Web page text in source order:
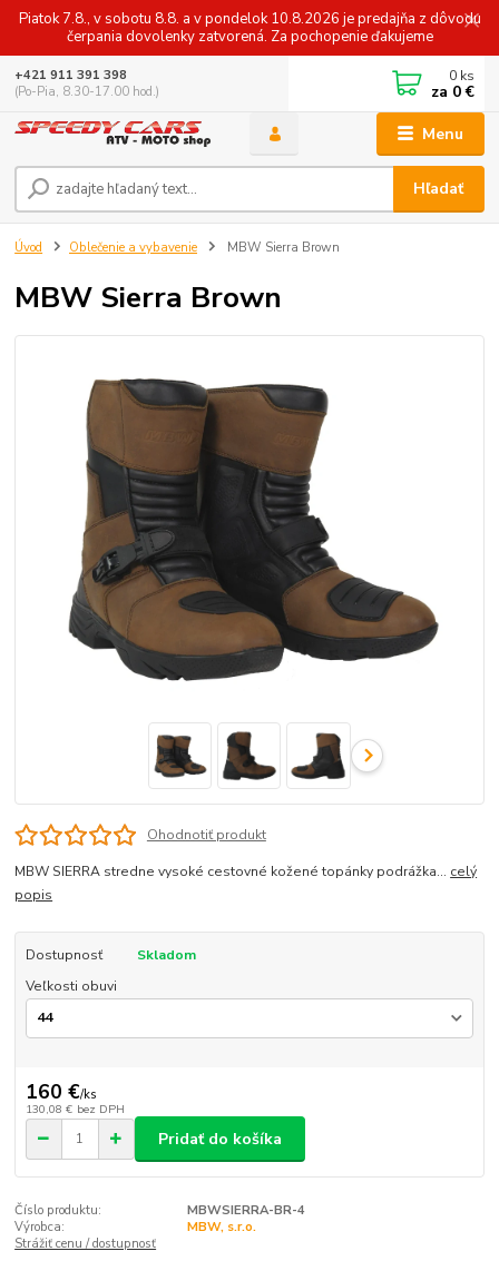
Piatok 7.8., v sobotu 8.8. a v pondelok 10.8.2026 je predajňa z dôvodu
čerpania dovolenky zatvorená. Za pochopenie ďakujeme
Menu
Hľadať
+421 911 391 398
(Po-Pia, 8.30-17.00 hod.)
0 ks
za 0 €
Úvod Oblečenie a vybavenie MBW Sierra Brown
MBW Sierra Brown
Ohodnotiť produkt
MBW SIERRA stredne vysoké cestovné kožené topánky podrážka... celý
popis
Dostupnosť
Skladom
Veľkosti obuvi
160 €/ks
130,08 € bez DPH
Pridať do košíka
Číslo produktu:
MBWSIERRA-BR-4
Výrobca:
MBW, s.r.o.
Strážiť cenu / dostupnosť